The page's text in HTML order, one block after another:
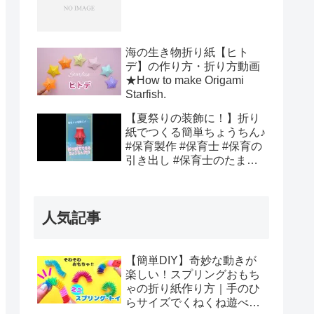
海の生き物折り紙【ヒト
デ】の作り方・折り方動画
★How to make Origami
Starfish.
【夏祭りの装飾に！】折り
紙でつくる簡単ちょうちん♪
#保育製作 #保育士 #保育の
引き出し #保育士のたまご
人気記事
【簡単DIY】奇妙な動きが
楽しい！スプリングおもち
ゃの折り紙作り方｜手のひ
らサイズでくねくね遊べ